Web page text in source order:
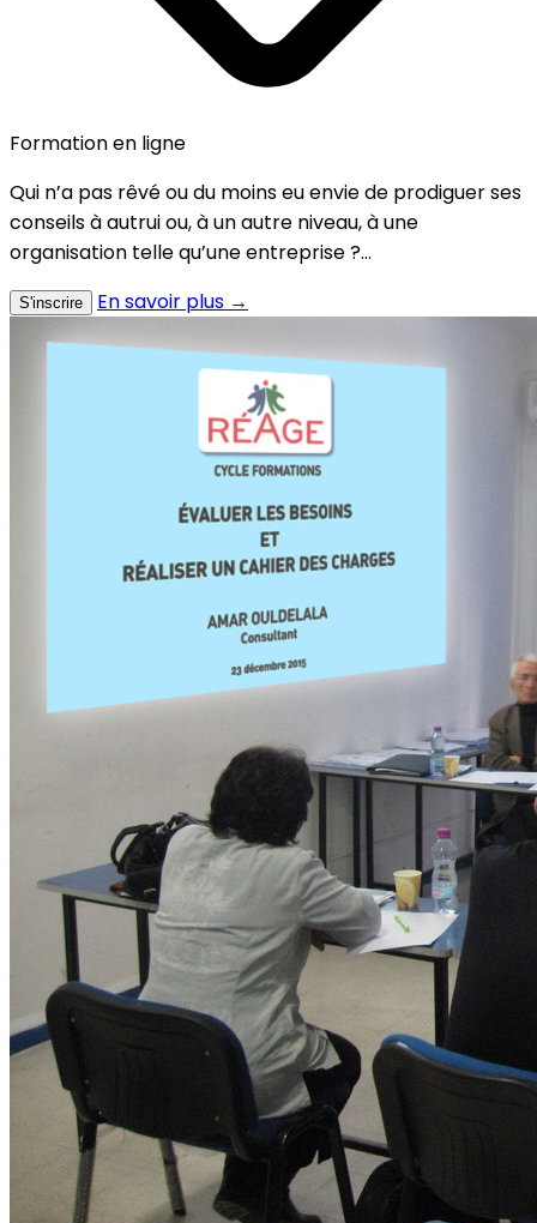
Formation en ligne
Qui n’a pas rêvé ou du moins eu envie de prodiguer ses
conseils à autrui ou, à un autre niveau, à une
organisation telle qu’une entreprise ?...
S'inscrire En savoir plus →